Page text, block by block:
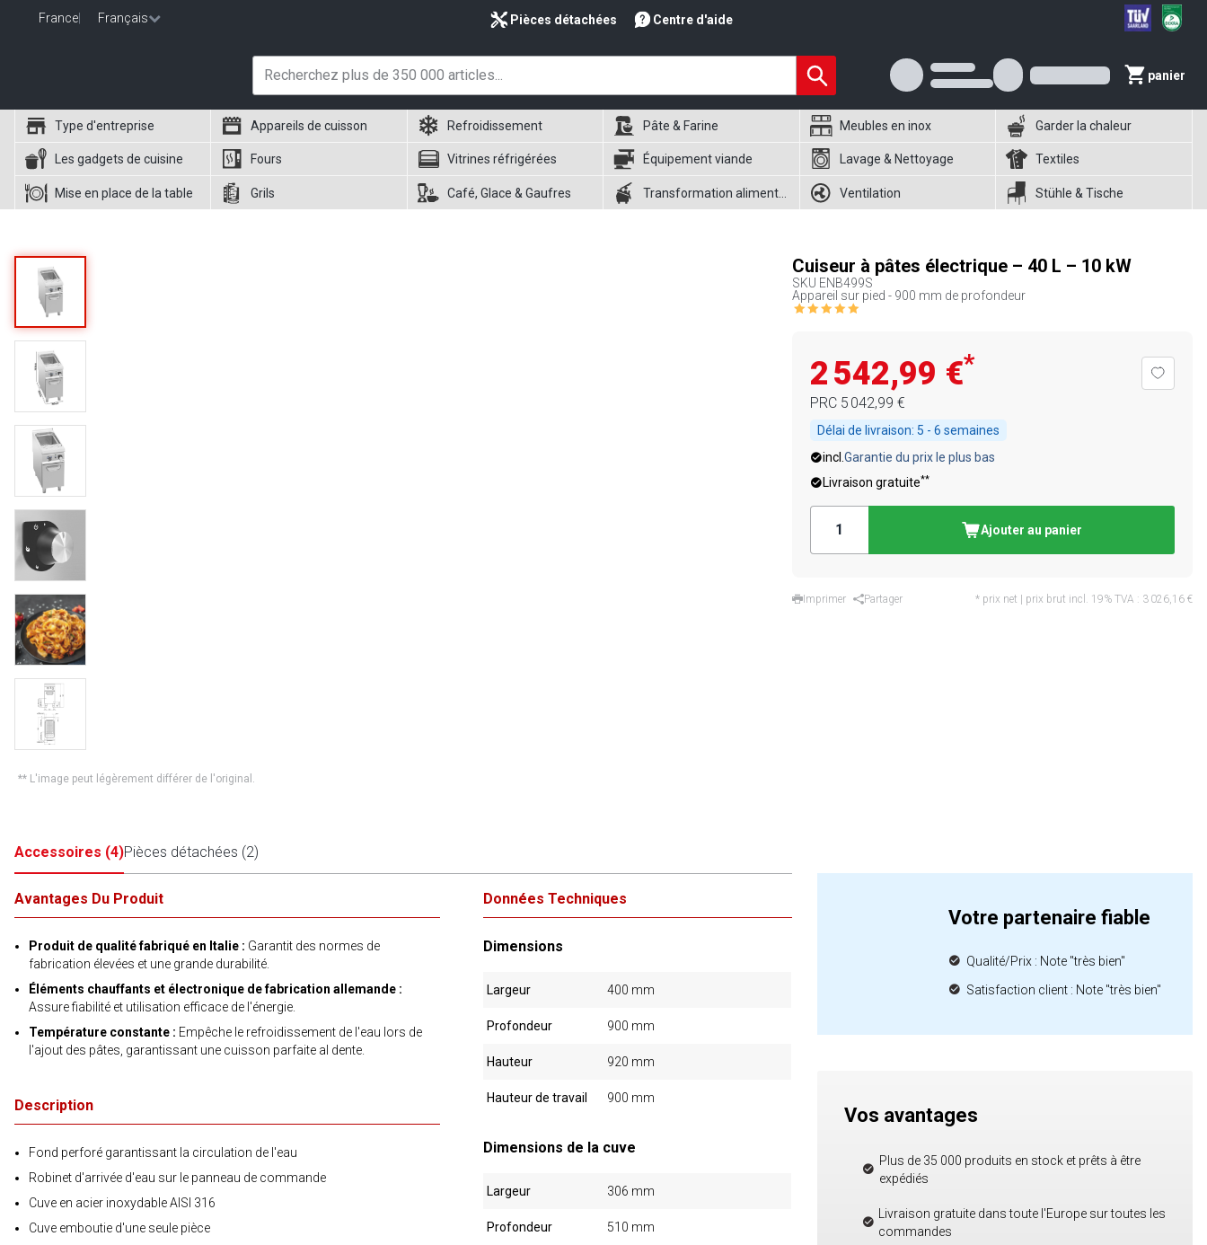
France Français Pièces détachées Centre d'aide
panier
Type d'entreprise Appareils de cuisson Refroidissement Pâte & Farine Meubles en inox Garder la chaleur
Les gadgets de cuisine Fours Vitrines réfrigérées Équipement viande Lavage & Nettoyage Textiles
Mise en place de la table Grils Café, Glace & Gaufres Ventilation Stühle & Tische
** L'image peut légèrement différer de l'original.
Cuiseur à pâtes électrique – 40 L – 10 kW
SKU ENB499S
Appareil sur pied - 900 mm de profondeur
2 542,99 €*
PRC 5 042,99 €
Délai de livraison: 5 - 6 semaines
incl. Garantie du prix le plus bas
Livraison gratuite**
Ajouter au panier
Imprimer Partager * prix net | prix brut incl. 19% TVA : 3 026,16 €
Accessoires (4)Pièces détachées (2)
Avantages Du Produit
Produit de qualité fabriqué en Italie : Garantit des normes de
fabrication élevées et une grande durabilité.
Éléments chauffants et électronique de fabrication allemande :
Assure fiabilité et utilisation efficace de l'énergie.
Température constante : Empêche le refroidissement de l'eau lors de
l'ajout des pâtes, garantissant une cuisson parfaite al dente.
Description
Fond perforé garantissant la circulation de l'eau
Robinet d'arrivée d'eau sur le panneau de commande
Cuve en acier inoxydable AISI 316
Cuve emboutie d'une seule pièce
Données Techniques
Dimensions
Largeur 400 mm
Profondeur 900 mm
Hauteur 920 mm
Hauteur de travail 900 mm
Dimensions de la cuve
Largeur 306 mm
Profondeur 510 mm
Votre partenaire fiable
Qualité/Prix : Note "très bien"
Satisfaction client : Note "très bien"
Vos avantages
Plus de 35 000 produits en stock et prêts à être
expédiés
Livraison gratuite dans toute l'Europe sur toutes les
commandes